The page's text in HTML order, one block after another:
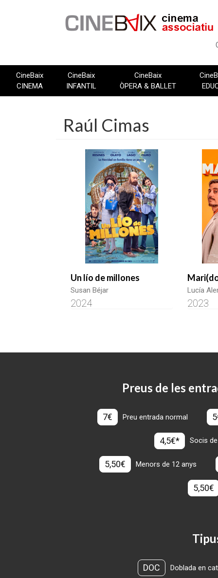
CineBaix
CINEMA
CineBaix
INFANTIL
CineBaix
ÒPERA & BALLET
Raúl Cimas
Un lío de millones
Susan Béjar
2024
Lucía
2023
Preus de les
7€ Preu entrada normal
4,5€* Socis
5,50€ Menors de 12 anys
5,50€
DOC Doblada en